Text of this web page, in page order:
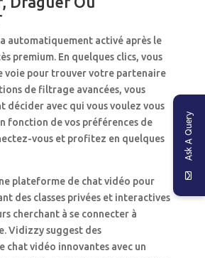
automatiquement activé après le
premium. En quelques clics, vous
voie pour trouver votre partenaire
de filtrage avancées, vous
décider avec qui vous voulez vous
fonction de vos préférences de
vous et profitez en quelques
plateforme de chat vidéo pour
des classes privées et interactives
cherchant à se connecter à
Vidizzy suggest des
chat vidéo innovantes avec un
Ask A Query